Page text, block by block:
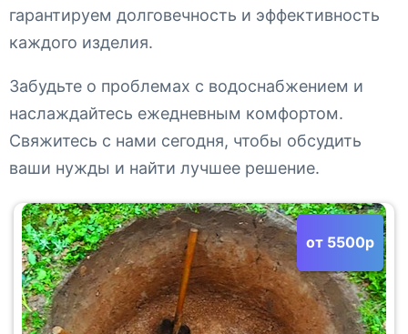
гарантируем долговечность и эффективность
каждого изделия.
Забудьте о проблемах с водоснабжением и
наслаждайтесь ежедневным комфортом.
Свяжитесь с нами сегодня, чтобы обсудить
ваши нужды и найти лучшее решение.
от 5500р